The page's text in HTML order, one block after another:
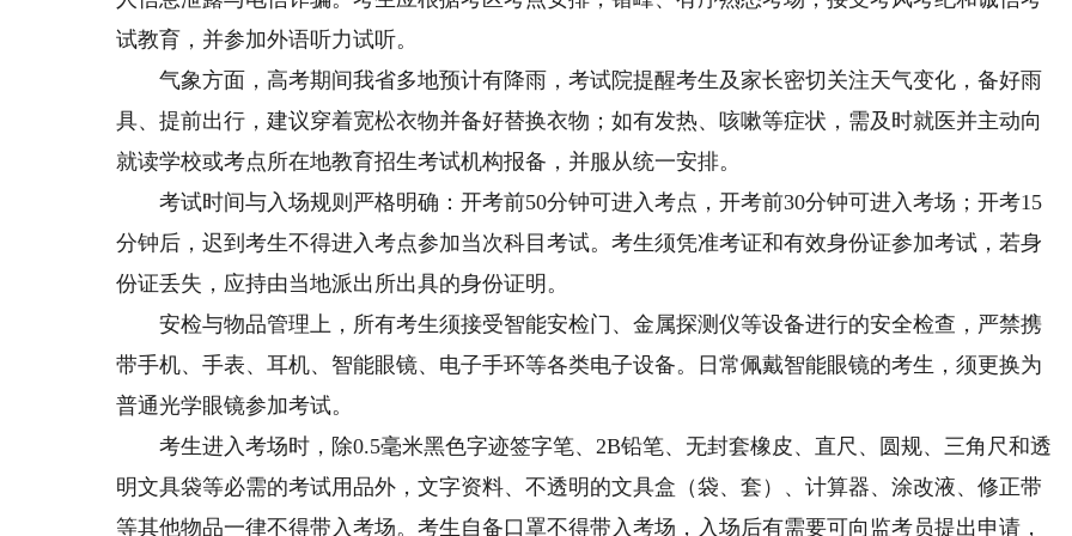
试教育，并参加外语听力试听。
气象方面，高考期间我省多地预计有降雨，考试院提醒考生及家长密切关注天气变化，备好雨
具、提前出行，建议穿着宽松衣物并备好替换衣物；如有发热、咳嗽等症状，需及时就医并主动向
就读学校或考点所在地教育招生考试机构报备，并服从统一安排。
考试时间与入场规则严格明确：开考前50分钟可进入考点，开考前30分钟可进入考场；开考15
分钟后，迟到考生不得进入考点参加当次科目考试。考生须凭准考证和有效身份证参加考试，若身
份证丢失，应持由当地派出所出具的身份证明。
安检与物品管理上，所有考生须接受智能安检门、金属探测仪等设备进行的安全检查，严禁携
带手机、手表、耳机、智能眼镜、电子手环等各类电子设备。日常佩戴智能眼镜的考生，须更换为
普通光学眼镜参加考试。
考生进入考场时，除0.5毫米黑色字迹签字笔、2B铅笔、无封套橡皮、直尺、圆规、三角尺和透
明文具袋等必需的考试用品外，文字资料、不透明的文具盒（袋、套）、计算器、涂改液、修正带
等其他物品一律不得带入考场。考生自备口罩不得带入考场，入场后有需要可向监考员提出申请，